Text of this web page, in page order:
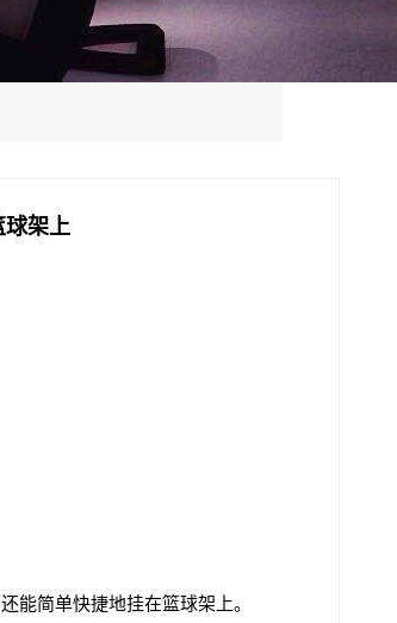
球架上
能简单快捷地挂在篮球架上。